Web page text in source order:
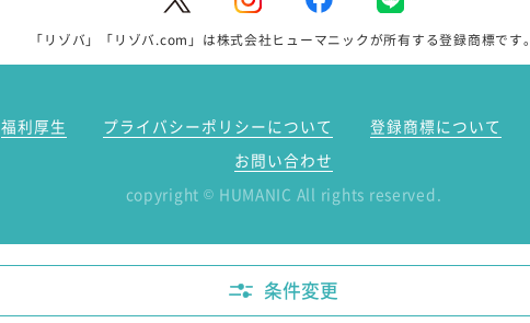
「リゾバ」「リゾバ.com」は株式会社ヒューマニックが所有する登録商標です。
福利厚生 プライバシーポリシーについて 登録商標について
お問い合わせ
copyright © HUMANIC All rights reserved.
条件変更